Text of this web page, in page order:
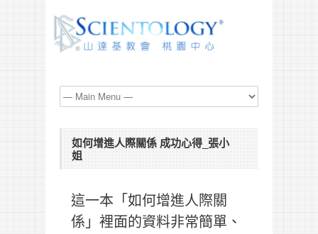
如何增進人際關係 成功心得_張小
姐
這一本「如何增進人際關
係」裡面的資料非常簡單、